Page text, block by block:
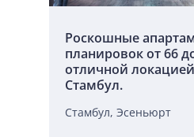
Роскошные
планировок от 66
отличной
Стамбул.
Стамбул, Эсеньюрт